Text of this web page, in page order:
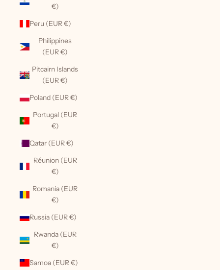
€)
Peru (EUR €)
Philippines
(EUR €)
Pitcairn Islands
(EUR €)
Poland (EUR €)
Portugal (EUR
€)
Qatar (EUR €)
Réunion (EUR
€)
Romania (EUR
€)
Russia (EUR €)
Rwanda (EUR
€)
Samoa (EUR €)